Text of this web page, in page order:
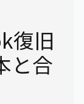
復旧
と合